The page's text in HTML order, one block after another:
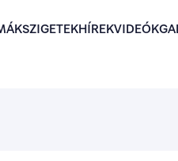
SZIGETEKHÍREKVIDEÓK